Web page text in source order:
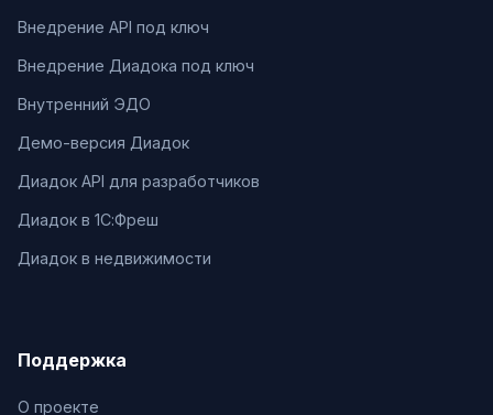
Внедрение API под ключ
Внедрение Диадока под ключ
Внутренний ЭДО
Демо-версия Диадок
Диадок API для разработчиков
Диадок в 1С:Фреш
Диадок в недвижимости
Поддержка
О проекте